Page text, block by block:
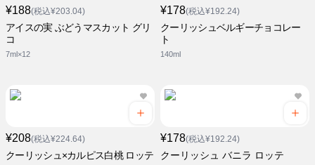
¥188(税込¥203.04)
アイスの実 ぶどうマスカット グリ
コ
7ml×12
¥178(税込¥192.24)
クーリッシュベルギーチョコレー
ト
140ml
¥208(税込¥224.64)
クーリッシュ×カルピス白桃 ロッテ
¥178(税込¥192.24)
クーリッシュ バニラ ロッテ